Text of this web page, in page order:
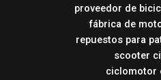
proveedor de
fábrica de
repuestos para
scooter
ciclomotor